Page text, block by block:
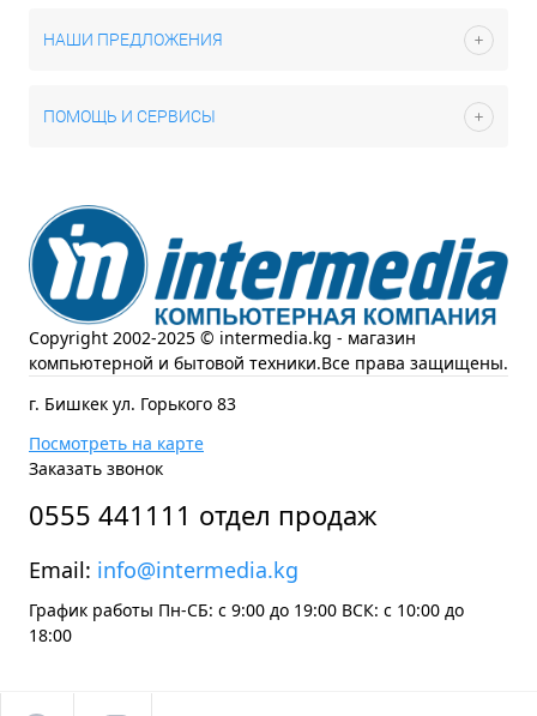
НАШИ ПРЕДЛОЖЕНИЯ
ПОМОЩЬ И СЕРВИСЫ
Copyright 2002-2025 © intermedia.kg - магазин
компьютерной и бытовой техники.Все права защищены.
г. Бишкек ул. Горького 83
Посмотреть на карте
Заказать звонок
0555 441111 отдел продаж
Email: info@intermedia.kg
График работы Пн-СБ: с 9:00 до 19:00 ВСК: с 10:00 до
18:00